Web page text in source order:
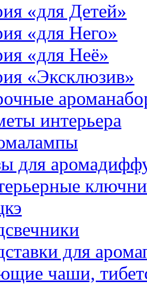
«для Детей»
«для Него»
«для Неё»
«Эксклюзив»
интерьера
для
для
чаши,